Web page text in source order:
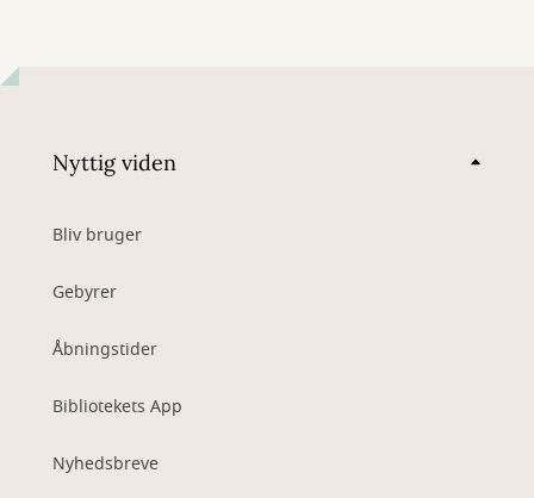
Nyttig viden
Bliv bruger
Gebyrer
Åbningstider
Bibliotekets App
Nyhedsbreve